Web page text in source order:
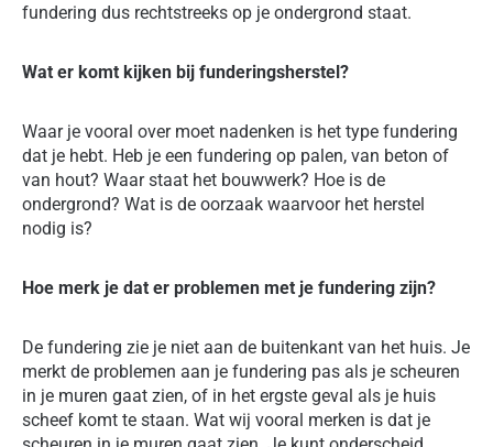
fundering dus rechtstreeks op je ondergrond staat.
Wat er komt kijken bij funderingsherstel?
Waar je vooral over moet nadenken is het type fundering
dat je hebt. Heb je een fundering op palen, van beton of
van hout? Waar staat het bouwwerk? Hoe is de
ondergrond? Wat is de oorzaak waarvoor het herstel
nodig is?
Hoe merk je dat er problemen met je fundering zijn?
De fundering zie je niet aan de buitenkant van het huis. Je
merkt de problemen aan je fundering pas als je scheuren
in je muren gaat zien, of in het ergste geval als je huis
scheef komt te staan. Wat wij vooral merken is dat je